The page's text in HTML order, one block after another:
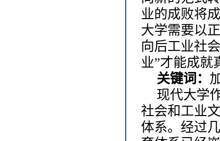
业的成败将
大学需要以
向后工业社
业”才能成就
关键词：
现代大学
社会和工业
体系。经过